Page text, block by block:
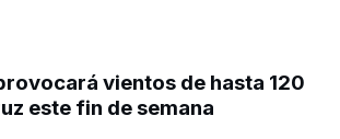
vientos de hasta 120
este fin de semana